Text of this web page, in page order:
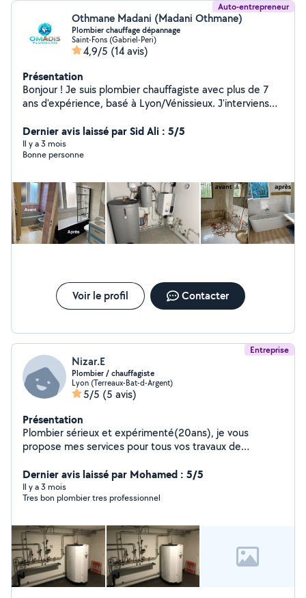
Auto-entrepreneur
Othmane Madani (Madani Othmane)
Plombier chauffage dépannage
Saint-Fons (Gabriel-Peri)
4,9/5 (14 avis)
Présentation
Bonjour ! Je suis plombier chauffagiste avec plus de 7
ans d'expérience, basé à Lyon/Vénissieux. J'interviens
salle de bain, remplacement de chauffe-eau,
dépannage, recherche de fuite, raccordement cuivre ou
PER, etc. Travail propre, soigné et dans les règles de
pas à me contacter pour un devis ou un conseil ! À
bientôt, Othmane
Dernier avis laissé par Sid Ali : 5/5
Il y a 3 mois
Bonne personne
Voir le profil Contacter
Entreprise
Nizar.E
Plombier / chauffagiste
Lyon (Terreaux-Bat-d-Argent)
5/5 (5 avis)
Présentation
Plombier sérieux et expérimenté(20ans), je vous
propose mes services pour tous vos travaux de
bouchée, chauffe-eau) Installation (WC, robinet, lavabo,
douche) Rénovation salle de bain Entretien, réparation,
diagnostic et recherche de fuite. Travail soigné,
Disponible pour urgence et devis gratuit.
Dernier avis laissé par Mohamed : 5/5
Il y a 3 mois
Tres bon plombier tres professionnel